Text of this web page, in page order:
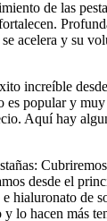
de las
acelera y su
increíble
es popular y
Aquí hay
desde el
hialuronato de
lo hacen más